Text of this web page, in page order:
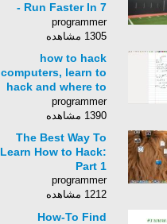
- Run Faster In 7
Days
programmer
1305 مشاهده
how to hack
computers, learn to
hack and where to
start.
programmer
1390 مشاهده
The Best Way To
Learn How to Hack:
Part 1
programmer
1212 مشاهده
How-To Find